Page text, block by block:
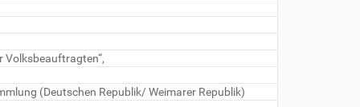
Volksbeauftragten“,
(Deutschen Republik/ Weimarer Republik)